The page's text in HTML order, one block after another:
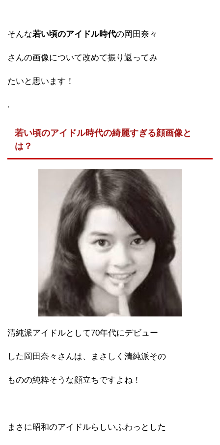
そんな若い頃のアイドル時代の岡田奈々
さんの画像について改めて振り返ってみ
たいと思います！
.
若い頃のアイドル時代の綺麗すぎる顔画像と
は？
清純派アイドルとして70年代にデビュー
した岡田奈々さんは、まさしく清純派その
ものの純粋そうな顔立ちですよね！
まさに昭和のアイドルらしいふわっとした